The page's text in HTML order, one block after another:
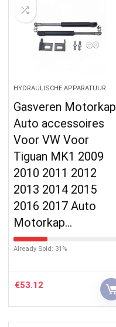
HYDRAULISCHE APPARATUUR
Gasveren Motorkap
Auto accessoires
Voor VW Voor
Tiguan MK1 2009
2010 2011 2012
2013 2014 2015
2016 2017 Auto
Motorkap…
Already Sold: 31%
€53.12